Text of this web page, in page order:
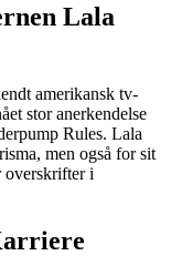
Lala
amerikansk tv-
stor anerkendelse
Rules. Lala
men også for sit
overskrifter i